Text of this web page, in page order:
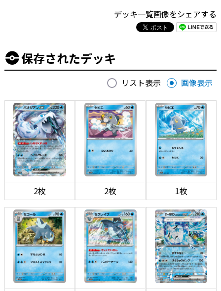
デッキ一覧画像をシェアする
保存されたデッキ
リスト表示 画像表示
2枚 2枚 1枚